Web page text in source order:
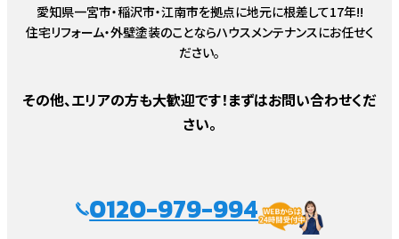
愛知県一宮市・稲沢市・江南市を拠点に地元に根差して17年!!
住宅リフォーム・外壁塗装のことならハウスメンテナンスにお任せく
ださい。
その他、エリアの方も大歓迎です！まずはお問い合わせくだ
さい。
0120-979-994